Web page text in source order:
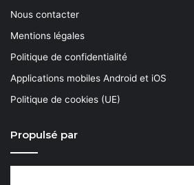
Nous contacter
Mentions légales
Politique de confidentialité
Applications mobiles Android et iOS
Politique de cookies (UE)
Propulsé par